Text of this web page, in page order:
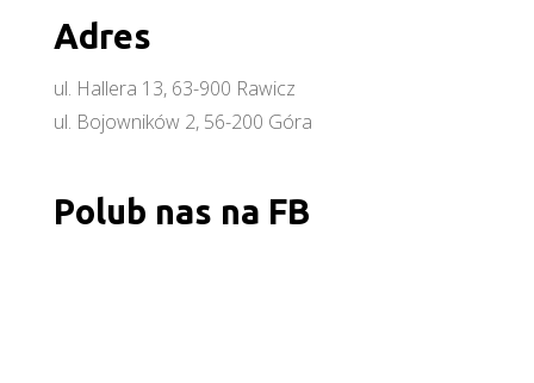
Adres
ul. Hallera 13, 63-900 Rawicz
ul. Bojowników 2, 56-200 Góra
Polub nas na FB